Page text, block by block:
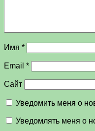
Имя *
Email *
Сайт
Уведомить меня о
Уведомлять меня о